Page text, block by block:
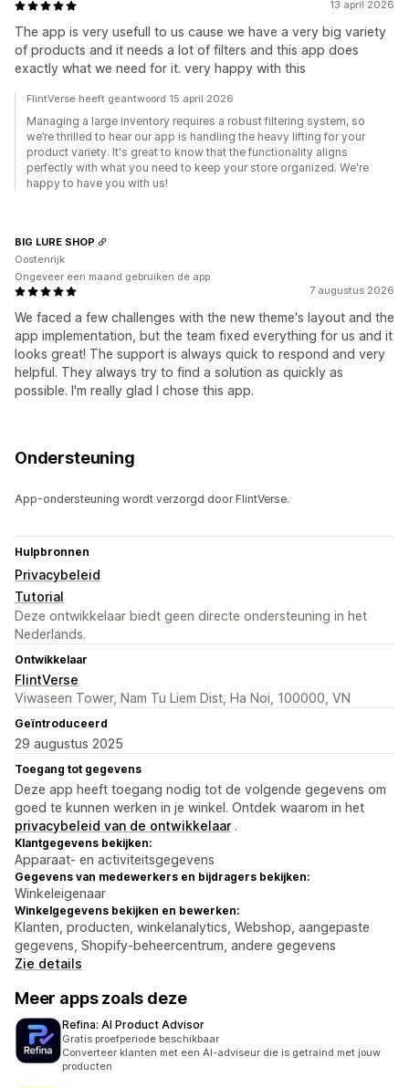
13 april 2026
The app is very usefull to us cause we have a very big variety
of products and it needs a lot of filters and this app does
exactly what we need for it. very happy with this
FlintVerse heeft geantwoord 15 april 2026
Managing a large inventory requires a robust filtering system, so
we’re thrilled to hear our app is handling the heavy lifting for your
product variety. It's great to know that the functionality aligns
perfectly with what you need to keep your store organized. We're
happy to have you with us!
7 augustus 2026
We faced a few challenges with the new theme's layout and the
app implementation, but the team fixed everything for us and it
looks great! The support is always quick to respond and very
helpful. They always try to find a solution as quickly as
possible. I'm really glad I chose this app.
BIG LURE SHOP
Oostenrijk
Ongeveer een maand gebruiken de app
Ondersteuning
App-ondersteuning wordt verzorgd door FlintVerse.
Hulpbronnen
Privacybeleid
Tutorial
Deze ontwikkelaar biedt geen directe ondersteuning in het
Nederlands.
Ontwikkelaar
FlintVerse
Viwaseen Tower, Nam Tu Liem Dist, Ha Noi, 100000, VN
Geïntroduceerd
29 augustus 2025
Toegang tot gegevens
Deze app heeft toegang nodig tot de volgende gegevens om
goed te kunnen werken in je winkel. Ontdek waarom in het
privacybeleid van de ontwikkelaar .
Klantgegevens bekijken:
Apparaat- en activiteitsgegevens
Gegevens van medewerkers en bijdragers bekijken:
Winkeleigenaar
Winkelgegevens bekijken en bewerken:
Klanten, producten, winkelanalytics, Webshop, aangepaste
gegevens, Shopify-beheercentrum, andere gegevens
Zie details
Meer apps zoals deze
Refina: AI Product Advisor
Gratis proefperiode beschikbaar
Converteer klanten met een AI-adviseur die is getraind met jouw
producten